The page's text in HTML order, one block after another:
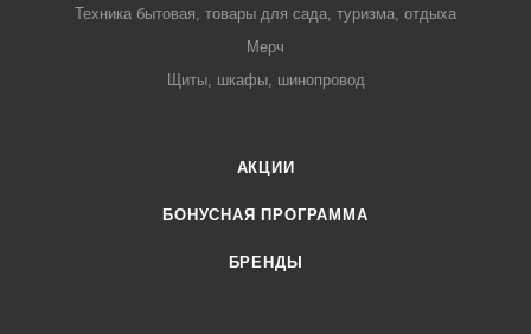
Техника бытовая, товары для сада, туризма, отдыха
Мерч
Щиты, шкафы, шинопровод
АКЦИИ
БОНУСНАЯ ПРОГРАММА
БРЕНДЫ